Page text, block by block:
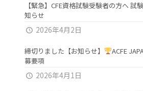
【緊急】CFE資格試験受験者の方へ 試
知らせ
2026年4月2日
締切りました【お知らせ】 ACFE
募要項
2026年4月1日